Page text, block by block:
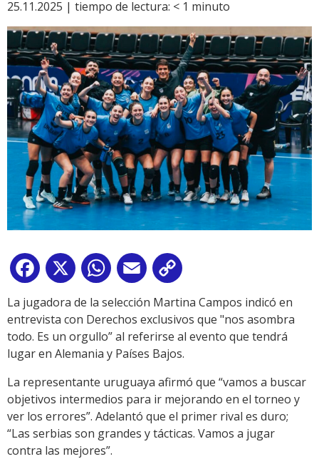
25.11.2025 | tiempo de lectura: < 1 minuto
Facebook
X WhatsApp
Email
Link
La jugadora de la selección Martina Campos indicó en
entrevista con Derechos exclusivos que "nos asombra
todo. Es un orgullo” al referirse al evento que tendrá
lugar en Alemania y Países Bajos.
La representante uruguaya afirmó que “vamos a buscar
objetivos intermedios para ir mejorando en el torneo y
ver los errores”. Adelantó que el primer rival es duro;
“Las serbias son grandes y tácticas. Vamos a jugar
contra las mejores”.